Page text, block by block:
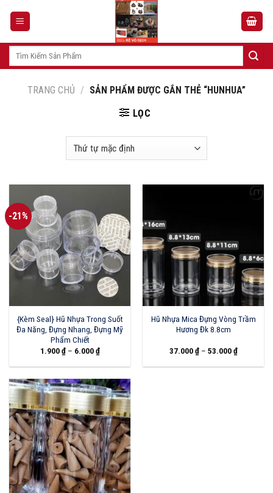
Tìm
TRANG CHỦ / SẢN PHẨM ĐƯỢC GẮN THẺ “HUNHUA”
LỌC
-21%
{Kèm Seal} Hũ Nhựa Trong Suốt
Đa Năng, Đựng Nhang, Đựng Mỹ
Phẩm Chiết
1.900₫– 6.000₫
Hũ Nhựa Mica Đựng Vòng Trầm
Hương Đk 8.8cm
37.000₫– 53.000₫